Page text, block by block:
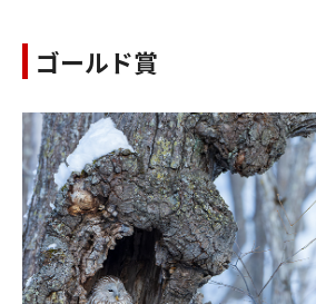
ゴールド賞